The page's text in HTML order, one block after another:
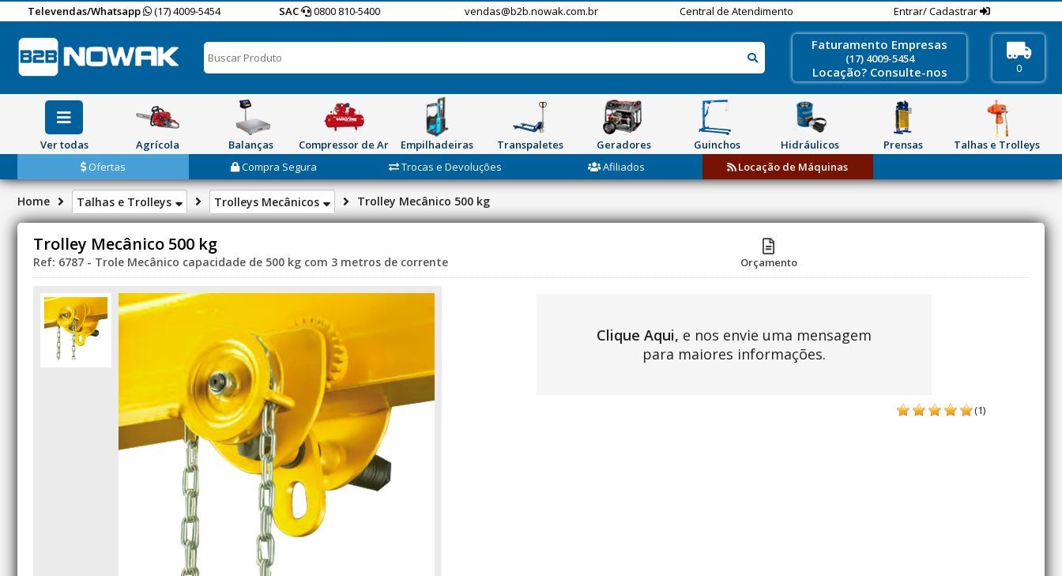
Televendas/Whatsapp (17) 4009-5454 SAC 0800 810-5400 vendas@b2b.nowak.com.br Central de Atendimento Entrar/ Cadastrar
Faturamento Empresas
(17) 4009-5454
Locação? Consulte-nos 0
Ver todas Agrícola Balanças Compressor de Ar Empilhadeiras Transpaletes Geradores Guinchos Hidráulicos Prensas
Talhas e Trolleys
Ofertas
Compra Segura Trocas e Devoluções Afiliados Locação de Máquinas
Home Talhas e Trolleys Trolleys Mecânicos Trolley Mecânico 500 kg
Trolley Mecânico 500 kg
Ref: 6787 - Trole Mecânico capacidade de 500 kg com 3 metros de corrente Orçamento
Clique Aqui, e nos envie uma mensagem
para maiores informações.
(1)